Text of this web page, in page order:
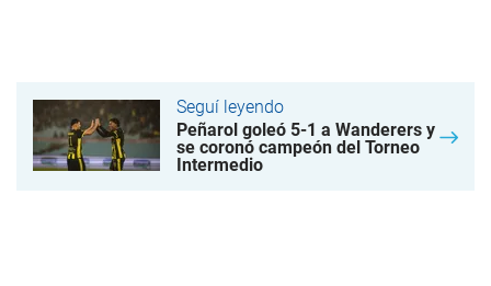
Seguí leyendo
Peñarol goleó 5-1 a Wanderers y
se coronó campeón del Torneo
Intermedio